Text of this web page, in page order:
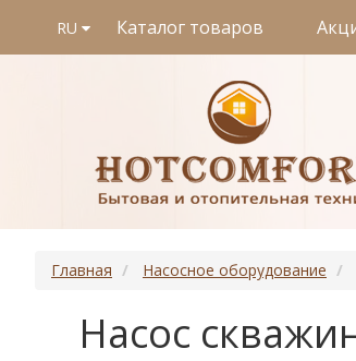
RU Каталог товаров
Главная Насосное оборудование
Насос